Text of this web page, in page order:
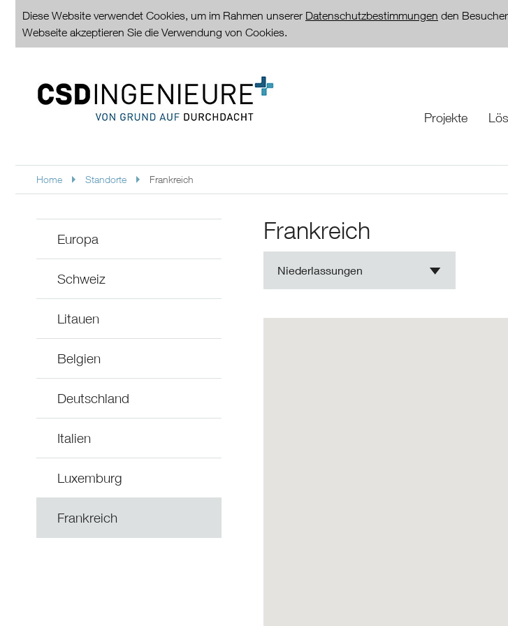
Diese Website verwendet Cookies, um im Rahmen unserer Datenschutzbestimmungen den
Webseite akzeptieren Sie die Verwendung von Cookies.
Projekte
Home Standorte Frankreich
Europa
Schweiz
Litauen
Belgien
Deutschland
Italien
Luxemburg
Frankreich
Frankreich
Niederlassungen